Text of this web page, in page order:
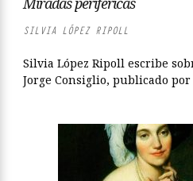
SILVIA LÓPEZ RIPOLL
Silvia López Ripoll escribe
Jorge Consiglio, publicado por